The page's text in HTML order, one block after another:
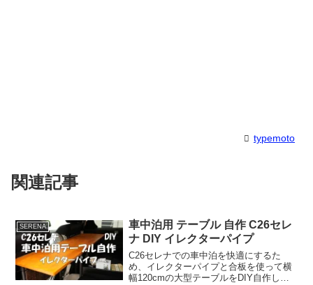
typemoto
関連記事
SERENA
車中泊用 テーブル 自作 C26セレ
ナ DIY イレクターパイプ
C26セレナでの車中泊を快適にするた
め、イレクターパイプと合板を使って横
幅120cmの大型テーブルをDIY自作しま